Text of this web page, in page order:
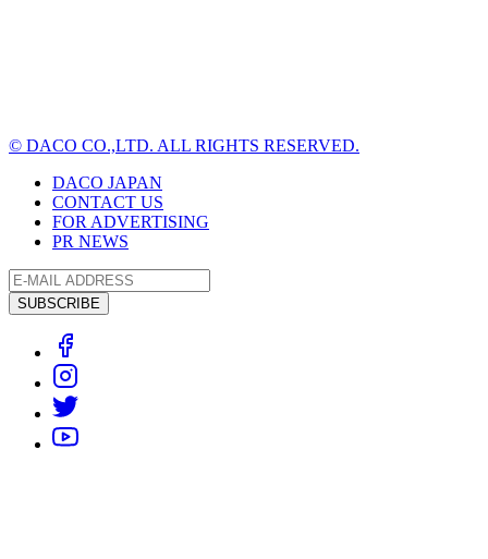
© DACO CO.,LTD. ALL RIGHTS RESERVED.
DACO JAPAN
CONTACT US
FOR ADVERTISING
PR NEWS